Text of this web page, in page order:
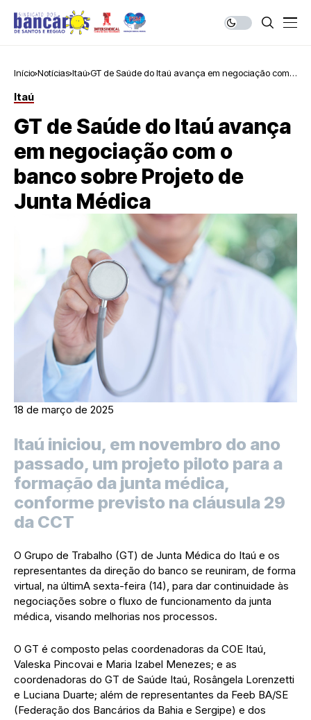
Início Notícias Itaú GT de Saúde do Itaú avança em negociação com o
Itaú
GT de Saúde do Itaú avança
em negociação com o
banco sobre Projeto de
Junta Médica
18 de março de 2025
Itaú iniciou, em novembro do ano
passado, um projeto piloto para a
formação da junta médica,
conforme previsto na cláusula 29
da CCT
O Grupo de Trabalho (GT) de Junta Médica do Itaú e os
representantes da direção do banco se reuniram, de forma
virtual, na últimA sexta-feira (14), para dar continuidade às
negociações sobre o fluxo de funcionamento da junta
médica, visando melhorias nos processos.
O GT é composto pelas coordenadoras da COE Itaú,
Valeska Pincovai e Maria Izabel Menezes; e as
coordenadoras do GT de Saúde Itaú, Rosângela Lorenzetti
e Luciana Duarte; além de representantes da Feeb BA/SE
(Federação dos Bancários da Bahia e Sergipe) e dos